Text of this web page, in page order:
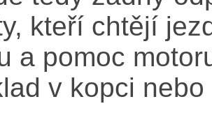
kteří chtějí
a pomoc
v kopci